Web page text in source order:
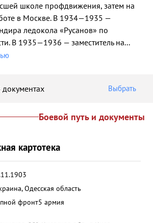
школе профдвижения, затем на
в Москве. В 1934—1935 —
ледокола «Русанов» по
В 1935—1936 — заместитель на...
Выбрать
Боевой путь и документы
картотека
Одесская область
фронт5 армия